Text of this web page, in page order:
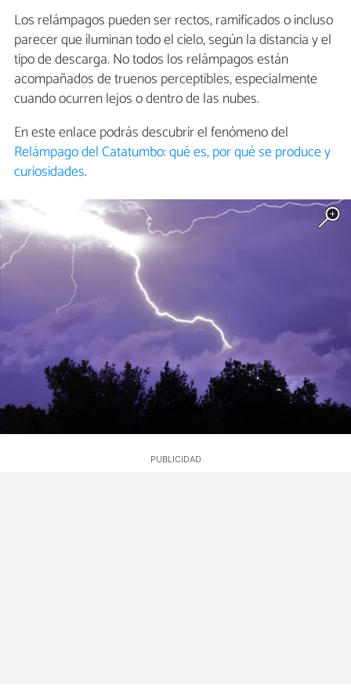
Los relámpagos pueden ser rectos, ramificados o incluso
parecer que iluminan todo el cielo, según la distancia y el
tipo de descarga. No todos los relámpagos están
acompañados de truenos perceptibles, especialmente
cuando ocurren lejos o dentro de las nubes.
En este enlace podrás descubrir el fenómeno del
Relámpago del Catatumbo: qué es, por qué se produce y
curiosidades.